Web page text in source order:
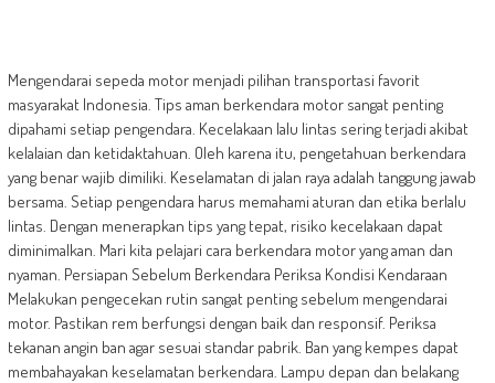
Mengendarai sepeda motor menjadi pilihan transportasi favorit
masyarakat Indonesia. Tips aman berkendara motor sangat penting
dipahami setiap pengendara. Kecelakaan lalu lintas sering terjadi akibat
kelalaian dan ketidaktahuan. Oleh karena itu, pengetahuan berkendara
yang benar wajib dimiliki. Keselamatan di jalan raya adalah tanggung jawab
bersama. Setiap pengendara harus memahami aturan dan etika berlalu
lintas. Dengan menerapkan tips yang tepat, risiko kecelakaan dapat
diminimalkan. Mari kita pelajari cara berkendara motor yang aman dan
nyaman. Persiapan Sebelum Berkendara Periksa Kondisi Kendaraan
Melakukan pengecekan rutin sangat penting sebelum mengendarai
motor. Pastikan rem berfungsi dengan baik dan responsif. Periksa
tekanan angin ban agar sesuai standar pabrik. Ban yang kempes dapat
membahayakan keselamatan berkendara. Lampu depan dan belakang